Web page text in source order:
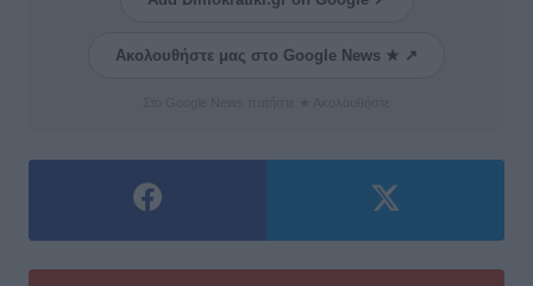
Ακολουθήστε μας στο Google News ★ ↗